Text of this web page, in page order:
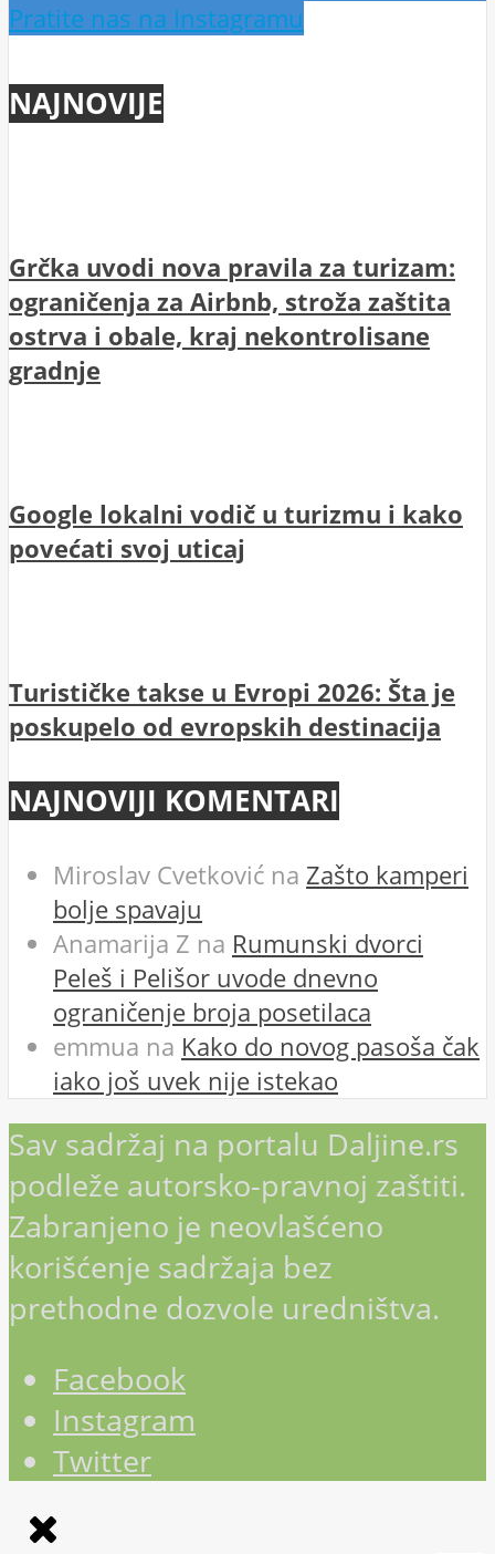
Pratite nas na Instagramu
NAJNOVIJE
Grčka uvodi nova pravila za turizam:
ograničenja za Airbnb, stroža zaštita
ostrva i obale, kraj nekontrolisane
gradnje
Google lokalni vodič u turizmu i kako
povećati svoj uticaj
Turističke takse u Evropi 2026: Šta je
poskupelo od evropskih destinacija
NAJNOVIJI KOMENTARI
Miroslav Cvetković na Zašto kamperi
bolje spavaju
Anamarija Z na Rumunski dvorci
Peleš i Pelišor uvode dnevno
ograničenje broja posetilaca
emmua na Kako do novog pasoša čak
iako još uvek nije istekao
Sav sadržaj na portalu Daljine.rs
podleže autorsko-pravnoj zaštiti.
Zabranjeno je neovlašćeno
korišćenje sadržaja bez
prethodne dozvole uredništva.
Facebook
Instagram
Twitter